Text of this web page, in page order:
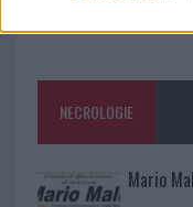
NECROLOGIE
Mario